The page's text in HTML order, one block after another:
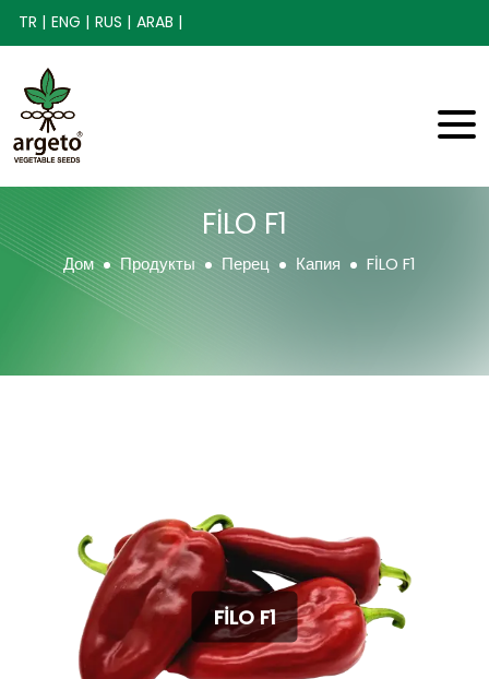
TR | ENG | RUS | ARAB |
FİLO F1
Дом Продукты Перец Капия FİLO F1
FİLO F1